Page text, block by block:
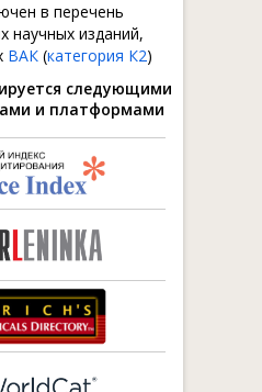
в перечень
научных изданий,
ВАК (категория К2)
следующими
и платформами